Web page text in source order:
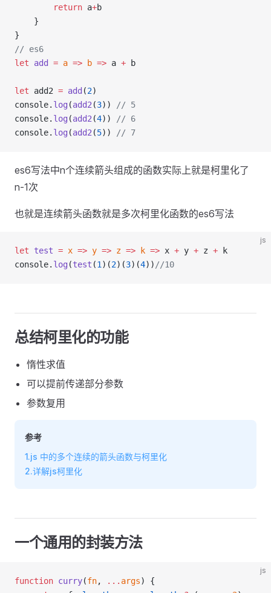
return a+b
    }
}
// es6
let
add = a => b => a + b
let add2 = add (2)
console. log (add2 (3))
// 5
console. log (add2 (4))
// 6
console. log (add2 (5)) // 7
es6写法中n个连续箭头组成的函数实际上就是柯里化了
n-1次
也就是连续箭头函数就是多次柯里化函数的es6写法
js
let test = x => y => z => k => x + y + z + k
console. log (test (1 )(2)(3)(4)) //10
总结柯里化的功能
惰性求值
可以提前传递部分参数
参数复用
参考
1.js 中的多个连续的箭头函数与柯里化
2.详解js柯里化
一个通用的封装方法
js
function curry(fn, ... args) {